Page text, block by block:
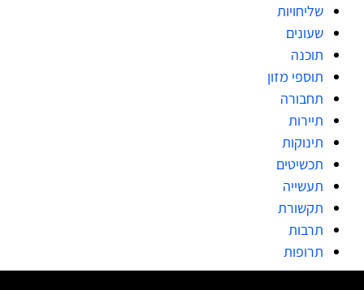
שליחויות
שעונים
תוכנה
תוספי מזון
תחבורה
תיירות
תינוקות
תכשיטים
תעשייה
תקשורת
תרבות
תרופות